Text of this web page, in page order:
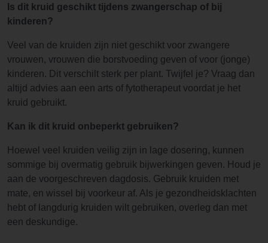
Is dit kruid geschikt tijdens zwangerschap of bij
kinderen?
Veel van de kruiden zijn niet geschikt voor zwangere
vrouwen, vrouwen die borstvoeding geven of voor (jonge)
kinderen. Dit verschilt sterk per plant. Twijfel je? Vraag dan
altijd advies aan een arts of fytotherapeut voordat je het
kruid gebruikt.
Kan ik dit kruid onbeperkt gebruiken?
Hoewel veel kruiden veilig zijn in lage dosering, kunnen
sommige bij overmatig gebruik bijwerkingen geven. Houd je
aan de voorgeschreven dagdosis. Gebruik kruiden met
mate, en wissel bij voorkeur af. Als je gezondheidsklachten
hebt of langdurig kruiden wilt gebruiken, overleg dan met
een deskundige.